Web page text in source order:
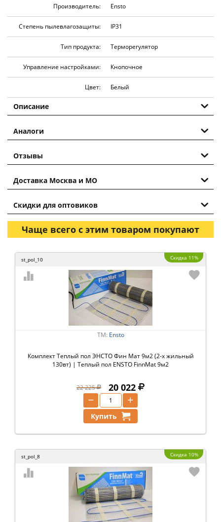
Производитель: Ensto
Степень пылевлагозащиты: IP31
Тип продукта: Терморегулятор
Управление настройками: Кнопочное
Цвет: Белый
Описание
Аналоги
Отзывы
Доставка Москва и МО
Скидки для оптовиков
Чаще всего с этим товаром покупают
st_pol_10 Скидка 11%
ТМ: Ensto
Комплект Теплый пол ЭНСТО Фин Мат 9м2 (2-х жильный
130вт) | Теплый пол ENSTO FinnMat 9м2
22 225 20 022
+
−
Купить
st_pol_8 Скидка 10%